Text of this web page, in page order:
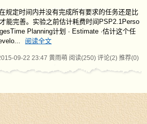
规定时间内并没有完成所有要求的任务还是比
能完善。实验之前估计耗费时间PSP2.1Perso
Planning计划 · Estimate ·估计这个任
阅读全文
09-22 23:47 黄雨萌 阅读(250) 评论(2) 推荐(0)